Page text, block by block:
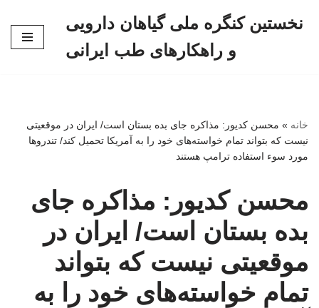
نخستین کنگره ملی گیاهان دارویی
و راهکارهای طب ایرانی
خانه » محسن کدیور: مذاکره جای بده بستان است/ ایران در موقعیتی
نیست که بتواند تمام خواسته‌های خود را به آمریکا تحمیل کند/ تندروها
مورد سوء استفاده ترامپ هستند
محسن کدیور: مذاکره جای
بده بستان است/ ایران در
موقعیتی نیست که بتواند
تمام خواسته‌های خود را به